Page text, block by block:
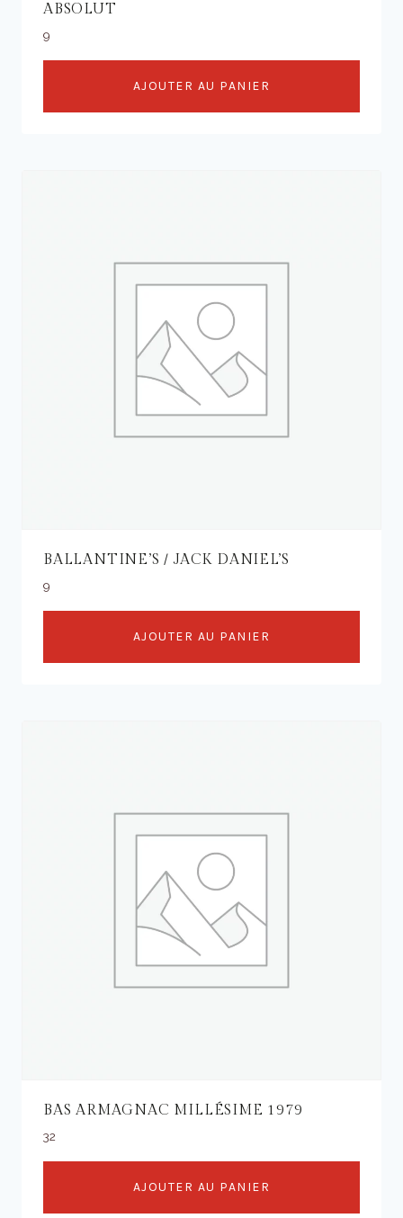
ABSOLUT
9
AJOUTER AU PANIER
BALLANTINE’S / JACK DANIEL’S
9
AJOUTER AU PANIER
BAS ARMAGNAC MILLÉSIME 1979
32
AJOUTER AU PANIER